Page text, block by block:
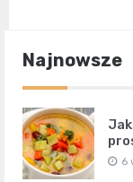
Najnowsze
6